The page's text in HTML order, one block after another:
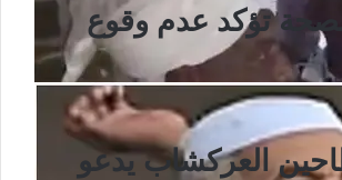
تؤكد عدم وقوع
العركشاب يدعو